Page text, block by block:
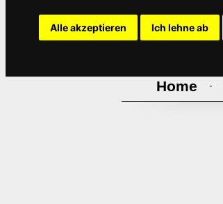
Alle akzeptieren Ich lehne ab
Home ·